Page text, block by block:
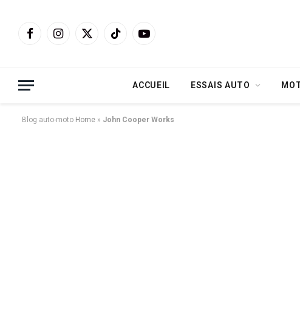
FacebookInstagram
X
TikTokYouTube
ACCUEIL ESSAIS AUTO
Blog auto-moto Home » John Cooper Works